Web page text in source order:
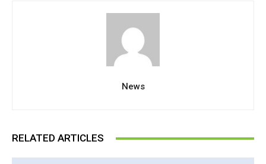
News
RELATED ARTICLES